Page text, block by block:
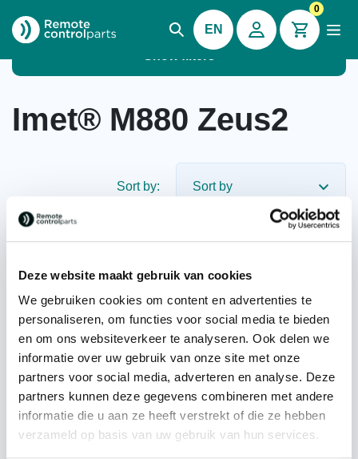
Deze website maakt gebruik van cookies
We gebruiken cookies om content en advertenties te
personaliseren, om functies voor social media te bieden
en om ons websiteverkeer te analyseren. Ook delen we
informatie over uw gebruik van onze site met onze
partners voor social media, adverteren en analyse. Deze
partners kunnen deze gegevens combineren met andere
informatie die u aan ze heeft verstrekt of die ze hebben
verzameld op basis van uw gebruik van hun services.
EN
0
Imet® M880 Zeus2
Sort by:
On request